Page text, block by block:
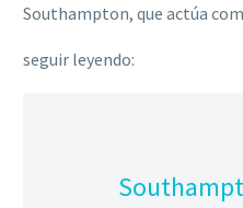
Southampton, que actúa
seguir leyendo: